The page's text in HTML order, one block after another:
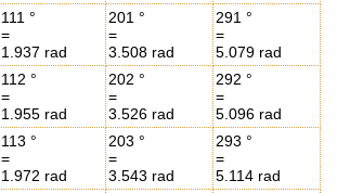
111 °
=
1.937 rad
201 °
=
3.508 rad
291 °
=
5.079 rad
112 °
=
1.955 rad
202 °
=
3.526 rad
292 °
=
5.096 rad
113 °
=
1.972 rad
203 °
=
3.543 rad
293 °
=
5.114 rad